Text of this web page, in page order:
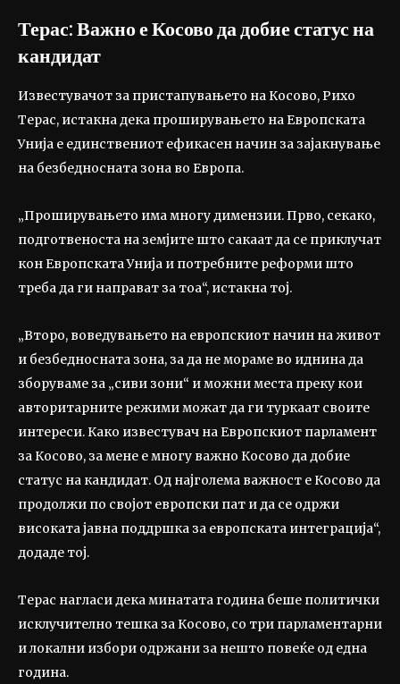
Терас: Важно е Косово да добие статус на
кандидат
Известувачот за пристапувањето на Косово, Рихо
Терас, истакна дека проширувањето на Европската
Унија е единствениот ефикасен начин за зајакнување
на безбедносната зона во Европа.
„Проширувањето има многу димензии. Прво, секако,
подготвеноста на земјите што сакаат да се приклучат
кон Европската Унија и потребните реформи што
треба да ги направат за тоа“, истакна тој.
„Второ, воведувањето на европскиот начин на живот
и безбедносната зона, за да не мораме во иднина да
зборуваме за „сиви зони“ и можни места преку кои
авторитарните режими можат да ги туркаат своите
интереси. Како известувач на Европскиот парламент
за Косово, за мене е многу важно Косово да добие
статус на кандидат. Од најголема важност е Косово да
продолжи по својот европски пат и да се одржи
високата јавна поддршка за европската интеграција“,
додаде тој.
Терас нагласи дека минатата година беше политички
исклучително тешка за Косово, со три парламентарни
и локални избори одржани за нешто повеќе од една
година.